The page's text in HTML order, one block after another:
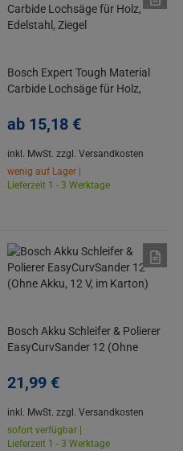
Bosch Expert Tough Material
Carbide Lochsäge für Holz,
ab 15,18 €
inkl. MwSt. zzgl. Versandkosten
wenig auf Lager |
Lieferzeit 1 - 3 Werktage
Bosch Akku Schleifer & Polierer
EasyCurvSander 12 (Ohne
21,99 €
inkl. MwSt. zzgl. Versandkosten
sofort verfügbar |
Lieferzeit 1 - 3 Werktage